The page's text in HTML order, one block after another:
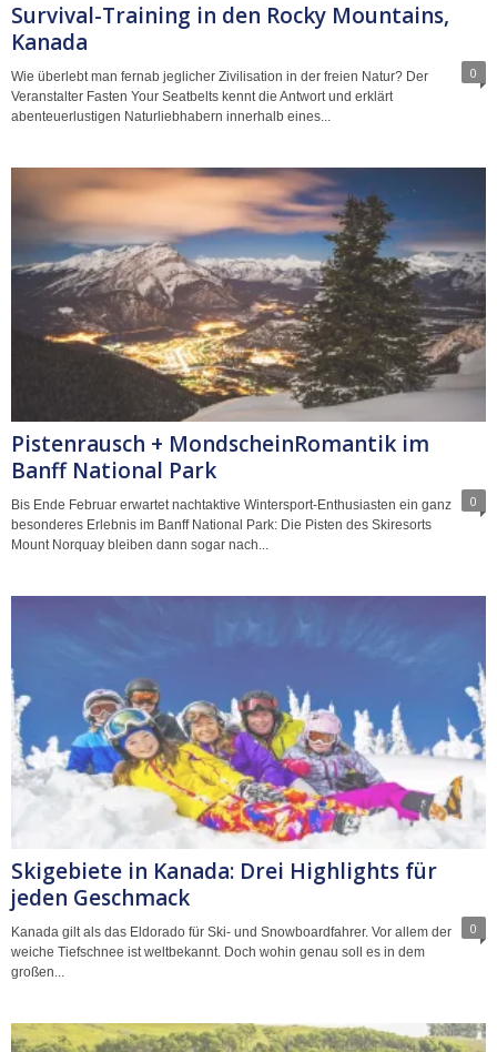
Survival-Training in den Rocky Mountains,
Kanada
0
Wie überlebt man fernab jeglicher Zivilisation in der freien Natur? Der
Veranstalter Fasten Your Seatbelts kennt die Antwort und erklärt
abenteuerlustigen Naturliebhabern innerhalb eines...
Pistenrausch + MondscheinRomantik im
Banff National Park
0
Bis Ende Februar erwartet nachtaktive Wintersport-Enthusiasten ein ganz
besonderes Erlebnis im Banff National Park: Die Pisten des Skiresorts
Mount Norquay bleiben dann sogar nach...
Skigebiete in Kanada: Drei Highlights für
jeden Geschmack
0
Kanada gilt als das Eldorado für Ski- und Snowboardfahrer. Vor allem der
weiche Tiefschnee ist weltbekannt. Doch wohin genau soll es in dem
großen...